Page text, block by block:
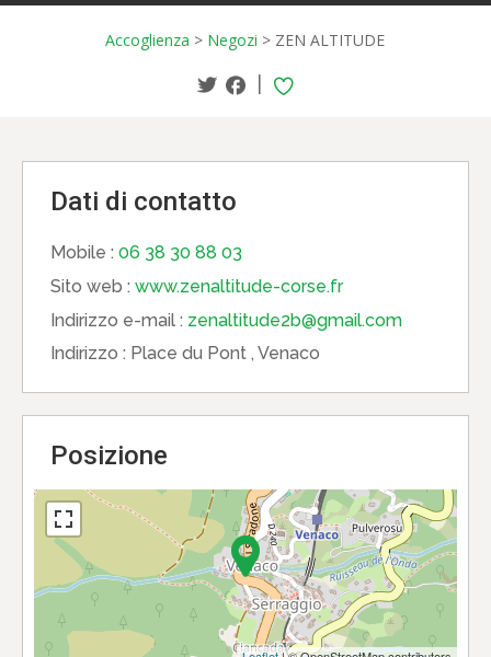
Accoglienza > Negozi > ZEN ALTITUDE
|
Dati di contatto
Mobile : 06 38 30 88 03
Sito web : www.zenaltitude-corse.fr
Indirizzo e-mail : zenaltitude2b@gmail.com
Indirizzo : Place du Pont , Venaco
Posizione